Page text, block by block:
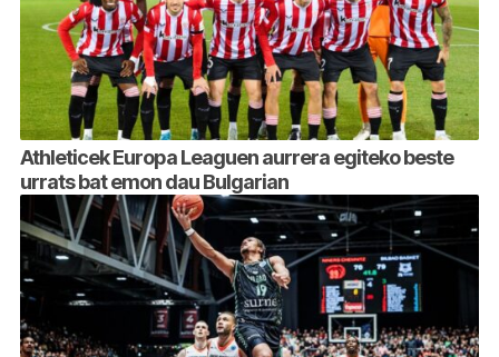
Athleticek Europa Leaguen aurrera egiteko beste
urrats bat emon dau Bulgarian